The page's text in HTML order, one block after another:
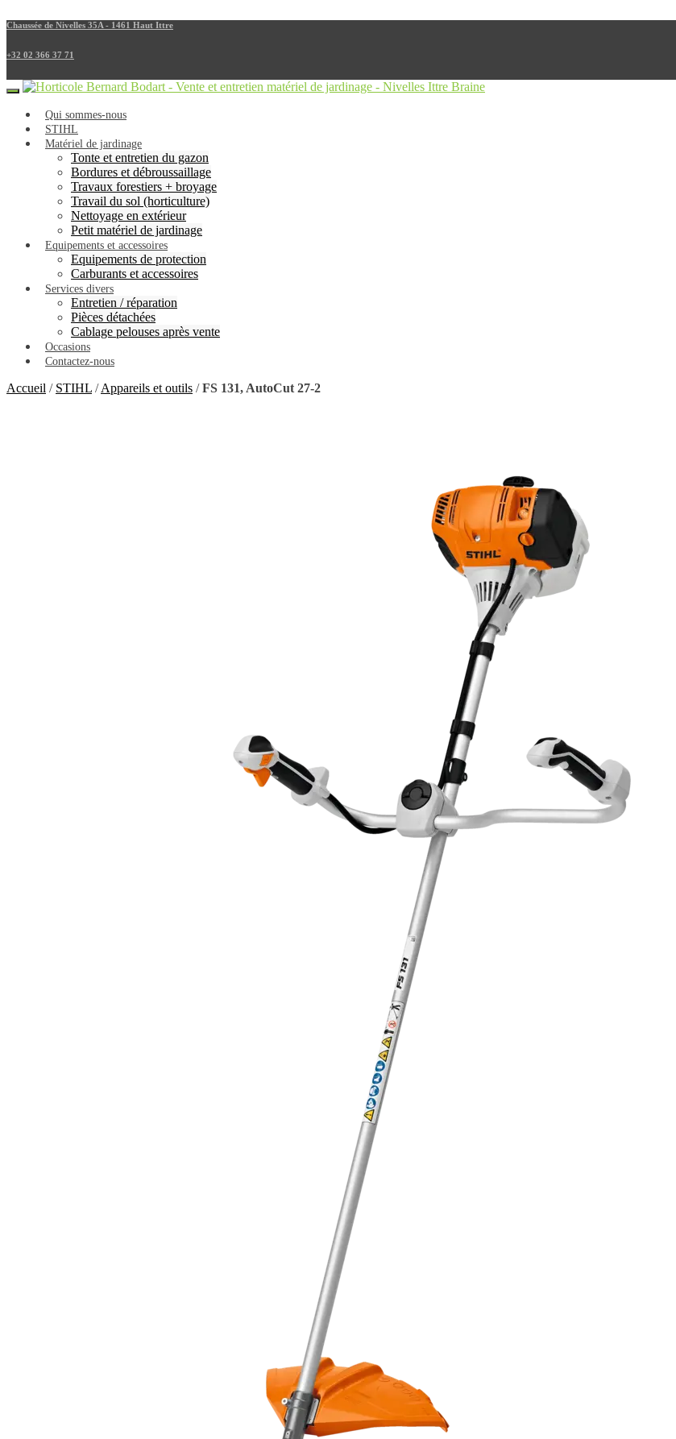
Chaussée de Nivelles 35A - 1461 Haut Ittre
+32 02 366 37 71
Qui sommes-nous
STIHL
Matériel de jardinage
Tonte et entretien du gazon
Bordures et débroussaillage
Travaux forestiers + broyage
Travail du sol (horticulture)
Nettoyage en extérieur
Petit matériel de jardinage
Equipements et accessoires
Equipements de protection
Carburants et accessoires
Services divers
Entretien / réparation
Pièces détachées
Cablage pelouses après vente
Occasions
Contactez-nous
Accueil / STIHL /Appareils et outils /FS 131, AutoCut 27-2